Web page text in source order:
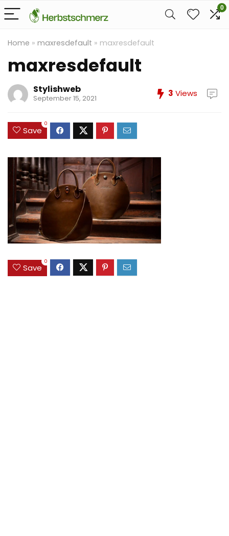
0
Home » maxresdefault » maxresdefault
maxresdefault
Stylishweb
September 15, 2021 3 Views
Save
0
Save
0